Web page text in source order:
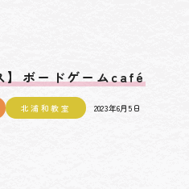
】ボードゲームcafé
北浦和教室 2023年6月5日